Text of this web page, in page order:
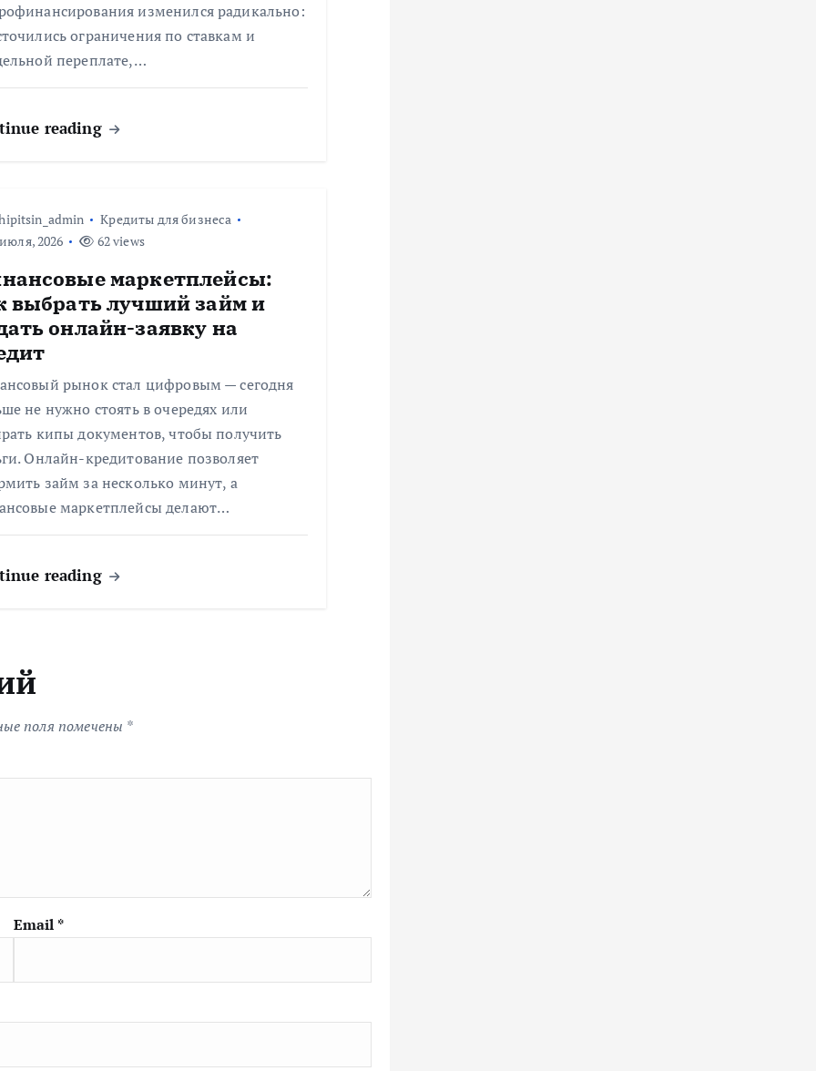
изменился радикально:
ограничения по ставкам и
переплате,…
reading
Кредиты для бизнеса
2026
62 views
маркетплейсы:
выбрать лучший займ и
онлайн-заявку на
рынок стал цифровым — сегодня
не нужно стоять в очередях или
кипы документов, чтобы получить
Онлайн-кредитование позволяет
займ за несколько минут, а
маркетплейсы делают…
reading
поля помечены *
Email *